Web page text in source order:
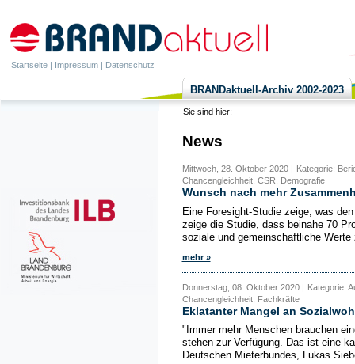
Startseite | Impressum | Datenschutz
BRANDaktuell-Archiv 2002-2023
Sie sind hier:
News
Mittwoch, 28. Oktober 2020 |
Kategorie:
Chancengleichheit, CSR, Demografie
Wunsch nach mehr
Eine Foresight-Studie zeige, was
zeige die Studie, dass beinahe 70
soziale und gemeinschaftliche
mehr »
Donnerstag, 08. Oktober 2020 | Kategorie:
Chancengleichheit, Fachkräfte
Eklatanter Mangel an
"Immer mehr Menschen brauchen
stehen zur Verfügung. Das ist eine
Deutschen Mieterbundes, Lukas